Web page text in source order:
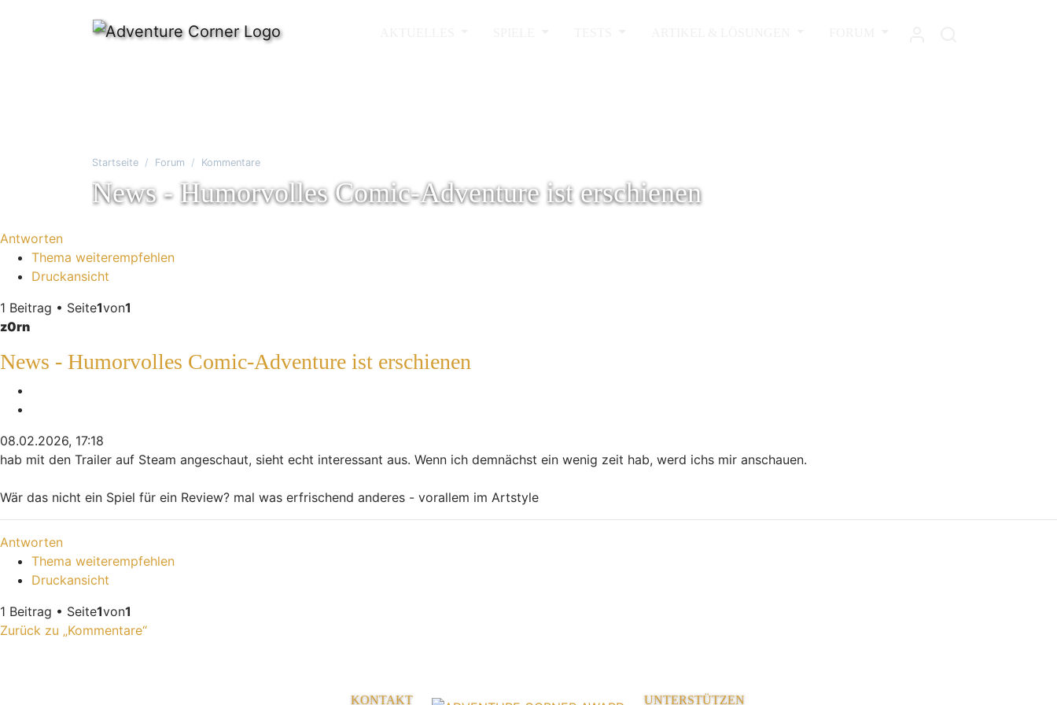
Startseite Forum Kommentare
News - Humorvolles Comic-Adventure ist erschienen
Antworten
Thema weiterempfehlen
Druckansicht
1 Beitrag • Seite1von1
z0rn
News - Humorvolles Comic-Adventure ist erschienen
08.02.2026, 17:18
hab mit den Trailer auf Steam angeschaut, sieht echt interessant aus. Wenn ich demnächst ein wenig zeit hab, werd ichs mir anschauen.
Wär das nicht ein Spiel für ein Review? mal was erfrischend anderes - vorallem im Artstyle
Nach oben
Antworten
Thema weiterempfehlen
Druckansicht
1 Beitrag • Seite1von1
Zurück zu „Kommentare“
KONTAKT UNTERSTÜTZEN